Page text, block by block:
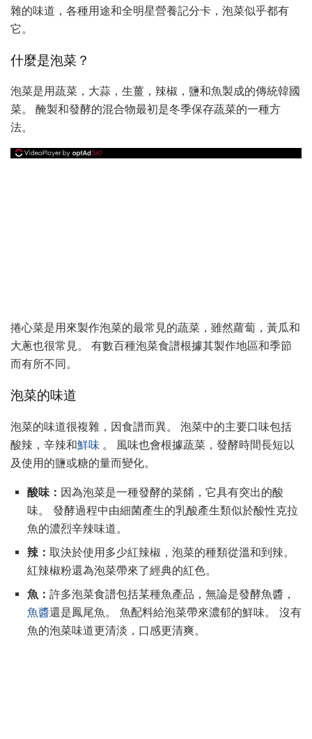
雜的味道，各種用途和全明星營養記分卡，泡菜似乎都有
它。
什麼是泡菜？
泡菜是用蔬菜，大蒜，生薑，辣椒，鹽和魚製成的傳統韓國
菜。 醃製和發酵的混合物最初是冬季保存蔬菜的一種方
法。
捲心菜是用來製作泡菜的最常見的蔬菜，雖然蘿蔔，黃瓜和
大蔥也很常見。 有數百種泡菜食譜根據其製作地區和季節
而有所不同。
泡菜的味道
泡菜的味道很複雜，因食譜而異。 泡菜中的主要口味包括
酸辣，辛辣和鮮味 。 風味也會根據蔬菜，發酵時間長短以
及使用的鹽或糖的量而變化。
酸味： 因為泡菜是一種發酵的菜餚，它具有突出的酸
味。 發酵過程中由細菌產生的乳酸產生類似於酸性克拉
魚的濃烈辛辣味道。
辣： 取決於使用多少紅辣椒，泡菜的種類從溫和到辣。
紅辣椒粉還為泡菜帶來了經典的紅色。
魚： 許多泡菜食譜包括某種魚產品，無論是發酵魚醬，
魚醬還是鳳尾魚。 魚配料給泡菜帶來濃郁的鮮味。 沒有
魚的泡菜味道更清淡，口感更清爽。